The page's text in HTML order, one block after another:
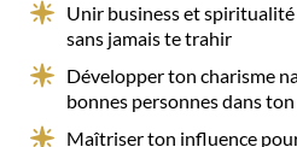
Unir business et
sans jamais te trahir
Développer ton charisme
bonnes personnes dans
Maîtriser ton influence